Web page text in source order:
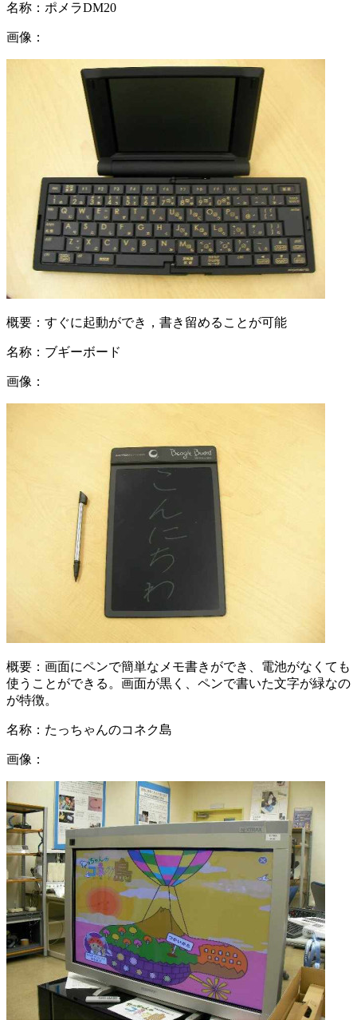
名称： ポメラDM20
画像：
概要： すぐに起動ができ，書き留めることが可能
名称： ブギーボード
画像：
概要： 画面にペンで簡単なメモ書きができ、電池がなくても
使うことができる。画面が黒く、ペンで書いた文字が緑なの
が特徴。
名称： たっちゃんのコネク島
画像：